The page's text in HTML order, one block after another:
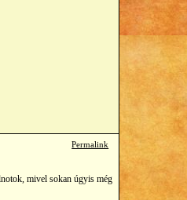
Permalink
mivel sokan úgyis még